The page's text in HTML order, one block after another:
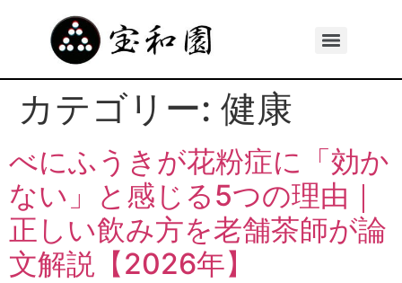
カテゴリー: 健康
べにふうきが花粉症に「効か
ない」と感じる5つの理由｜
正しい飲み方を老舗茶師が論
文解説【2026年】